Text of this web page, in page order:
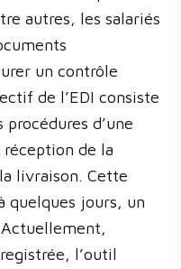
autres, les salariés
un contrôle
de l’EDI consiste
d’une
réception de la
livraison. Cette
quelques jours, un
l’outil